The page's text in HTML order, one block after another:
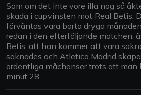
Som om det inte vore illa nog så
skada i cupvinsten mot Real Betis.
förväntas vara borta dryga
redan i den efterföljande matchen,
Betis, att han kommer att vara
saknades och Atletico Madrid
ordentliga måchanser trots att man
minut 28.